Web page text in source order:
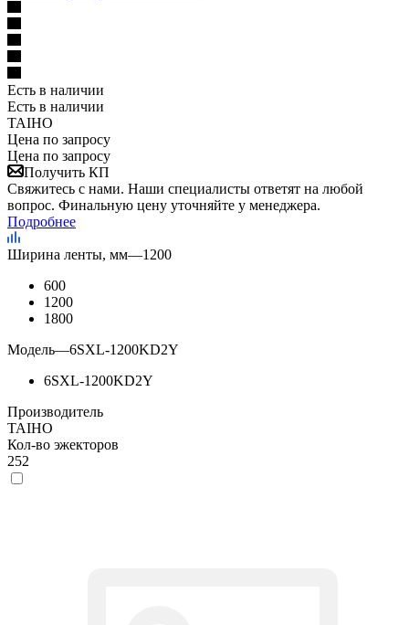
Есть в наличии
Есть в наличии
TAIHO
Цена по запросу
Цена по запросу
Получить КП
Свяжитесь с нами. Наши специалисты ответят на любой
вопрос. Финальную цену уточняйте у менеджера.
Подробнее
Ширина ленты, мм—1200
600
1200
1800
Модель—6SXL-1200KD2Y
6SXL-1200KD2Y
Производитель
TAIHO
Кол-во эжекторов
252